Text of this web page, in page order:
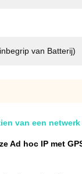
van Batterij)
van een
Ad hoc IP met